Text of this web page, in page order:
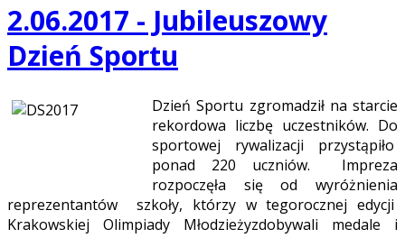
2.06.2017 - Jubileuszowy
Dzień Sportu
Dzień Sportu zgromadził na starcie
rekordowa liczbę uczestników. Do
sportowej rywalizacji przystąpiło
ponad 220 uczniów. Impreza
rozpoczęła się od wyróżnienia
reprezentantów szkoły, którzy w tegorocznej edycji
Krakowskiej Olimpiady Młodzieżyzdobywali medale i